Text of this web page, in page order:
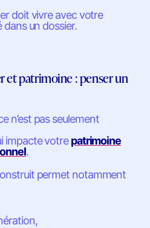
doit vivre avec votre
un dossier.
et patrimoine : penser un
n’est pas seulement
impacte votrepatrimoine
.
permet notamment